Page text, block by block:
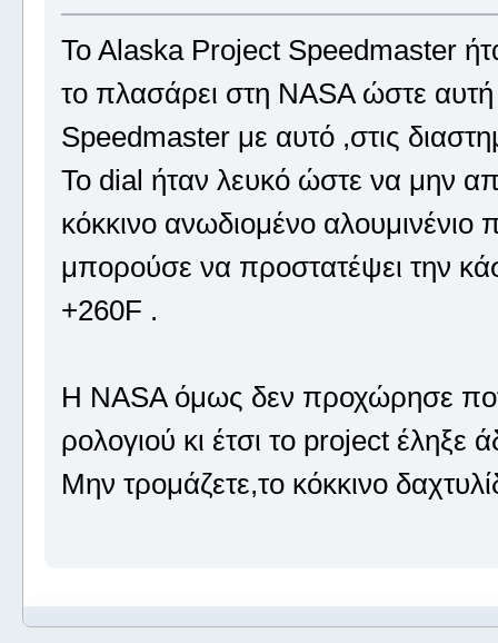
To Alaska Project Speedmaster
το πλασάρει στη NASA ώστε αυτή
Speedmaster με αυτό ,στις
Το dial ήταν λευκό ώστε να μην
κόκκινo ανωδιομένο αλουμινένιο
μπορούσε να προστατέψει την
+260F .
Η ΝΑSA όμως δεν προχώρησε
ρολογιού κι έτσι το project έληξε
Μην τρομάζετε,το κόκκινο